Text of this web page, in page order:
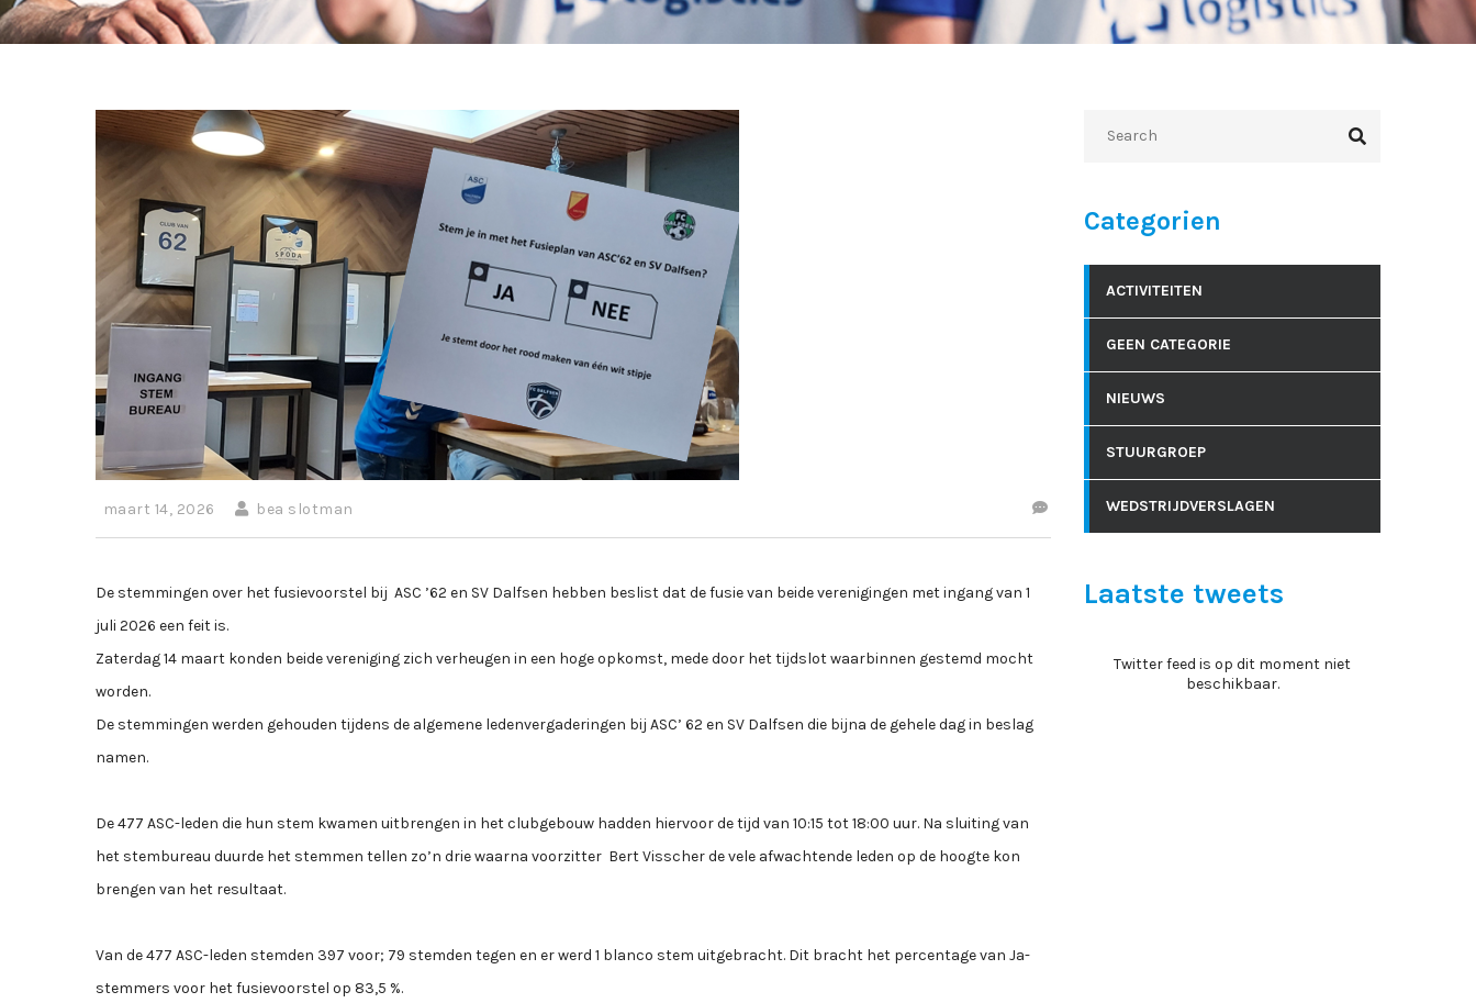
maart 14, 2026 bea slotman
De stemmingen over het fusievoorstel bij ASC ’62 en SV Dalfsen hebben beslist dat de fusie van beide verenigingen met ingang van 1
juli 2026 een feit is.
Zaterdag 14 maart konden beide vereniging zich verheugen in een hoge opkomst, mede door het tijdslot waarbinnen gestemd mocht
worden.
De stemmingen werden gehouden tijdens de algemene ledenvergaderingen bij ASC’ 62 en SV Dalfsen die bijna de gehele dag in beslag
namen.
De 477 ASC-leden die hun stem kwamen uitbrengen in het clubgebouw hadden hiervoor de tijd van 10:15 tot 18:00 uur. Na sluiting van
het stembureau duurde het stemmen tellen zo’n drie waarna voorzitter Bert Visscher de vele afwachtende leden op de hoogte kon
brengen van het resultaat.
Van de 477 ASC-leden stemden 397 voor; 79 stemden tegen en er werd 1 blanco stem uitgebracht. Dit bracht het percentage van Ja-
stemmers voor het fusievoorstel op 83,5 %.
Categorien
ACTIVITEITEN
GEEN CATEGORIE
NIEUWS
STUURGROEP
WEDSTRIJDVERSLAGEN
Laatste tweets
Twitter feed is op dit moment niet
beschikbaar.